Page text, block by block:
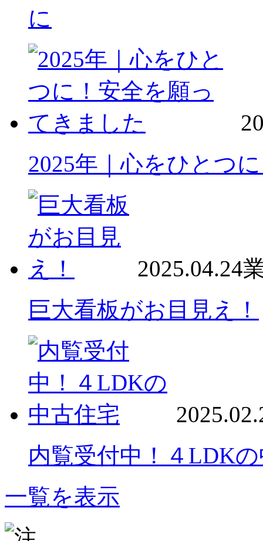
に
2025年｜心をひとつ
2025.04.24
巨大看板がお目見え！
内覧受付中！４LDK
一覧を表示